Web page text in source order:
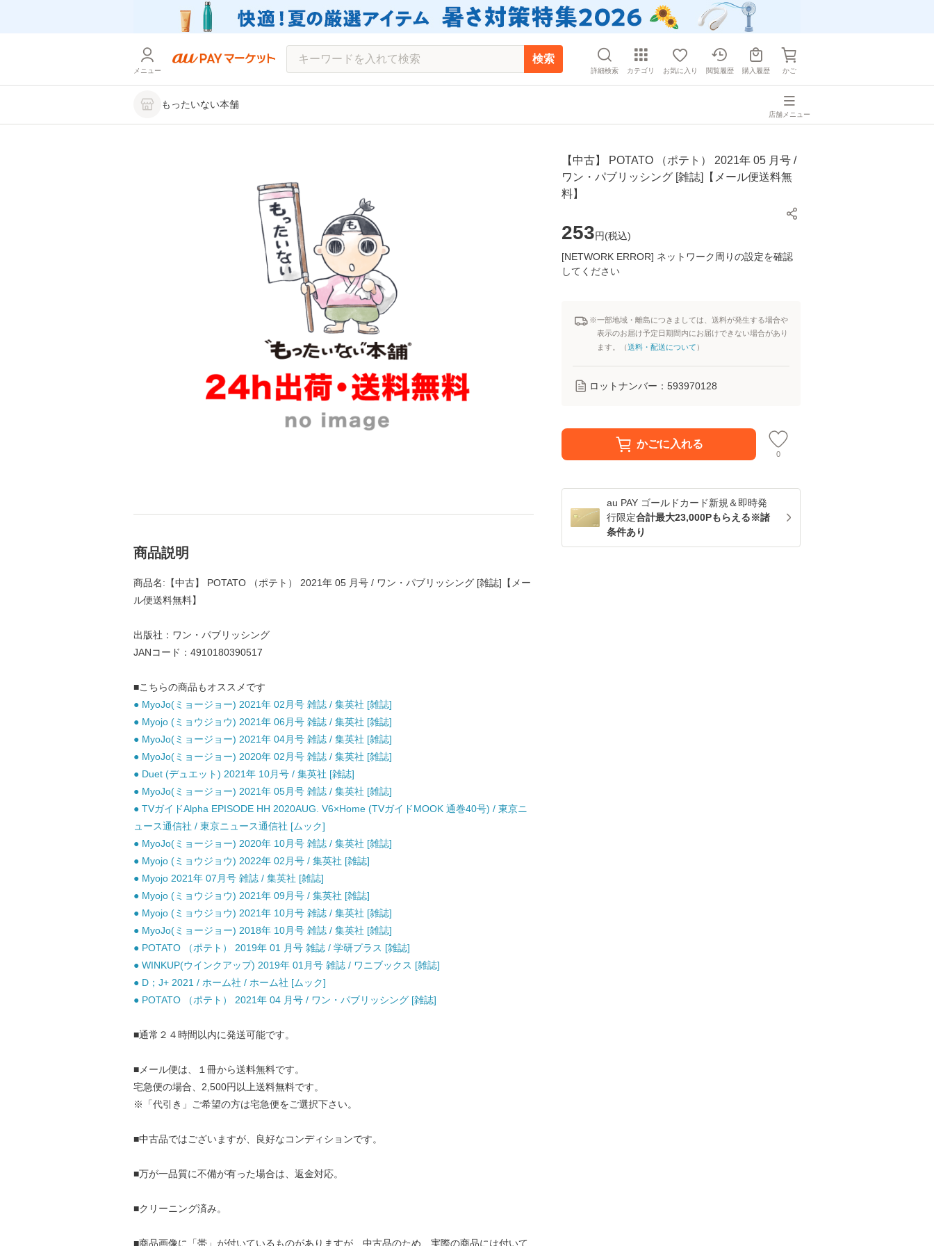
メニュー
検索
詳細検索 カテゴリ お気に入り 閲覧履歴 購入履歴 かご
もったいない本舗
店舗メニュー
【中古】 POTATO （ポテト） 2021年 05 月号 /
ワン・パブリッシング [雑誌]【メール便送料無
料】
253円(税込)
[NETWORK ERROR] ネットワーク周りの設定を確認
してください
※一部地域・離島につきましては、送料が発生する場合や
表示のお届け予定日期間内にお届けできない場合があり
ます。（送料・配送について ）
ロットナンバー： 593970128
かごに入れる
0
au PAY ゴールドカード新規＆即時発
行限定合計最大23,000Pもらえる※諸
条件あり
商品説明
商品名:【中古】 POTATO （ポテト） 2021年 05 月号 / ワン・パブリッシング [雑誌]【メー
ル便送料無料】
出版社：ワン・パブリッシング
JANコード：4910180390517
■こちらの商品もオススメです
● MyoJo(ミョージョー) 2021年 02月号 雑誌 / 集英社 [雑誌]
● Myojo (ミョウジョウ) 2021年 06月号 雑誌 / 集英社 [雑誌]
● MyoJo(ミョージョー) 2021年 04月号 雑誌 / 集英社 [雑誌]
● MyoJo(ミョージョー) 2020年 02月号 雑誌 / 集英社 [雑誌]
● Duet (デュエット) 2021年 10月号 / 集英社 [雑誌]
● MyoJo(ミョージョー) 2021年 05月号 雑誌 / 集英社 [雑誌]
● TVガイドAlpha EPISODE HH 2020AUG. V6×Home (TVガイドMOOK 通巻40号) / 東京ニ
ュース通信社 / 東京ニュース通信社 [ムック]
● MyoJo(ミョージョー) 2020年 10月号 雑誌 / 集英社 [雑誌]
● Myojo (ミョウジョウ) 2022年 02月号 / 集英社 [雑誌]
● Myojo 2021年 07月号 雑誌 / 集英社 [雑誌]
● Myojo (ミョウジョウ) 2021年 09月号 / 集英社 [雑誌]
● Myojo (ミョウジョウ) 2021年 10月号 雑誌 / 集英社 [雑誌]
● MyoJo(ミョージョー) 2018年 10月号 雑誌 / 集英社 [雑誌]
● POTATO （ポテト） 2019年 01 月号 雑誌 / 学研プラス [雑誌]
● WINKUP(ウインクアップ) 2019年 01月号 雑誌 / ワニブックス [雑誌]
● D；J+ 2021 / ホーム社 / ホーム社 [ムック]
● POTATO （ポテト） 2021年 04 月号 / ワン・パブリッシング [雑誌]
■通常２４時間以内に発送可能です。
■メール便は、１冊から送料無料です。
宅急便の場合、2,500円以上送料無料です。
※「代引き」ご希望の方は宅急便をご選択下さい。
■中古品ではございますが、良好なコンディションです。
■万が一品質に不備が有った場合は、返金対応。
■クリーニング済み。
■商品画像に「帯」が付いているものがありますが、中古品のため、実際の商品には付いて